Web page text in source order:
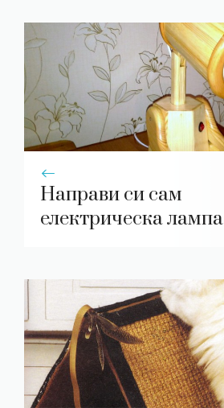
Направи си сам
електрическа лампа